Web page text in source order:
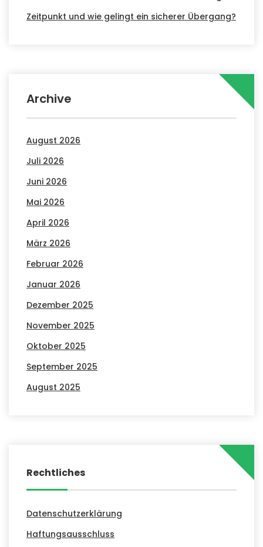
Zeitpunkt und wie gelingt ein sicherer Übergang?
Archive
August 2026
Juli 2026
Juni 2026
Mai 2026
April 2026
März 2026
Februar 2026
Januar 2026
Dezember 2025
November 2025
Oktober 2025
September 2025
August 2025
Rechtliches
Datenschutzerklärung
Haftungsausschluss